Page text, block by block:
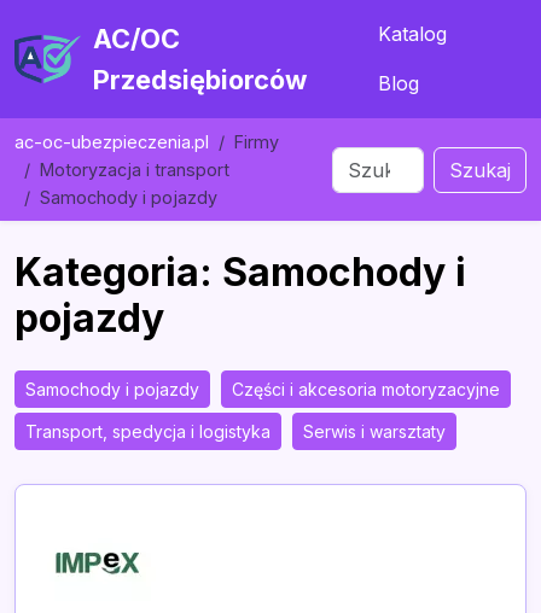
AC/OC
Przedsiębiorców
Katalog
Blog
ac-oc-ubezpieczenia.pl
Firmy
Motoryzacja i transport
Samochody i pojazdy
Szukaj
Kategoria: Samochody i
pojazdy
Samochody i pojazdy Części i akcesoria motoryzacyjne
Transport, spedycja i logistyka Serwis i warsztaty